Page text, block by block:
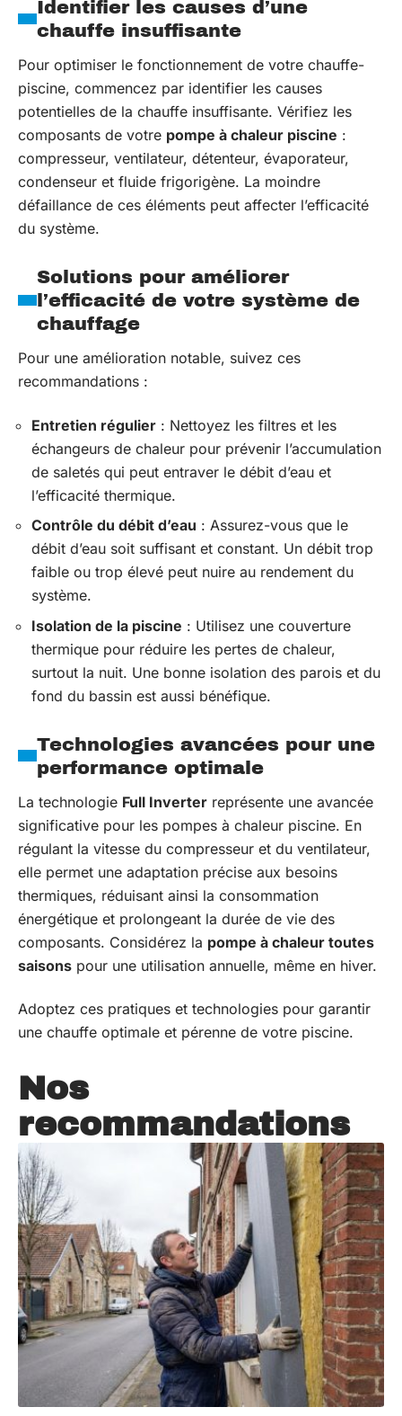
Identifier les causes d’une
chauffe insuffisante
Pour optimiser le fonctionnement de votre chauffe-
piscine, commencez par identifier les causes
potentielles de la chauffe insuffisante. Vérifiez les
composants de votre pompe à chaleur piscine :
compresseur, ventilateur, détenteur, évaporateur,
condenseur et fluide frigorigène. La moindre
défaillance de ces éléments peut affecter l’efficacité
du système.
Solutions pour améliorer
l’efficacité de votre système de
chauffage
Pour une amélioration notable, suivez ces
recommandations :
Entretien régulier : Nettoyez les filtres et les
échangeurs de chaleur pour prévenir l’accumulation
de saletés qui peut entraver le débit d’eau et
l’efficacité thermique.
Contrôle du débit d’eau : Assurez-vous que le
débit d’eau soit suffisant et constant. Un débit trop
faible ou trop élevé peut nuire au rendement du
système.
Isolation de la piscine : Utilisez une couverture
thermique pour réduire les pertes de chaleur,
surtout la nuit. Une bonne isolation des parois et du
fond du bassin est aussi bénéfique.
Technologies avancées pour une
performance optimale
La technologie Full Inverter représente une avancée
significative pour les pompes à chaleur piscine. En
régulant la vitesse du compresseur et du ventilateur,
elle permet une adaptation précise aux besoins
thermiques, réduisant ainsi la consommation
énergétique et prolongeant la durée de vie des
composants. Considérez la pompe à chaleur toutes
saisons pour une utilisation annuelle, même en hiver.
Adoptez ces pratiques et technologies pour garantir
une chauffe optimale et pérenne de votre piscine.
Nos
recommandations